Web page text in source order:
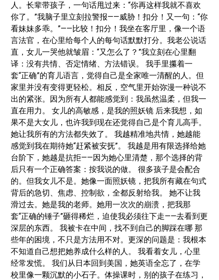
人。长辈带孩子，一句话甩过来：“你再这样我就不喜欢
你了。”我脑子里立刻拉警报——威胁！扣分！又一句：“你
看妹妹多乖。”——比较！扣分！我坐在客厅里，像一个语
言法官，在心里给每个人的每句话默默打分。我老公说话
直，女儿一哭他就皱眉：“又怎么了？”我立刻在心里翻
译：没有共情、否定情绪、方法错误。 我手里攥着一
套“正确”的育儿语言，觉得自己是全家唯一清醒的人。但
家里并没有变得更轻松。相反，空气里开始弥漫一种说不
出的紧张。因为所有人都能感觉到：我虽然温柔，但我一
直在用力。 女儿的高敏感，是我的照妖镜 后来我想，如
果不是大女儿，也许我到现在还觉得自己是个育儿高手。
她让我所有的方法都失效了。 我越精准地共情，她越能
感觉到我在期待她“赶紧被安抚”。 我越是用有限选择给她
台阶下，她越是抗拒——因为她心里清楚，那个选择的背
后只有一个正确答案：按我说的做。 很多孩子是会配合
的。但我女儿不是。她像一面照妖镜，把我所有藏在句式
背后的急切、焦虑、控制欲，全都反射给我。 她不让我
滑过去。她是我的老师。她用一次次的崩溃，把我那
套“正确的锤子”砸得稀烂，迫使我必须往下走——去看到更
深层的东西。 我被卡在中间，找不到自己的脚踩在哪 那
些年的困境，不只是方法用不对。更深的问题是：我根本
不知道自己想把她养成什么样的人。 我看着女儿，心里
经常发慌。 我们从日本回到美国，她英语全忘了，在学
校里像一颗沉默的小石子。体操课时，别的孩子在练习，